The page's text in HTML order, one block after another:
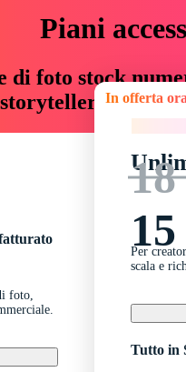
Piani
di foto stock
risorse
foto,
In offerta ora!
Per
scala e
Tutto in